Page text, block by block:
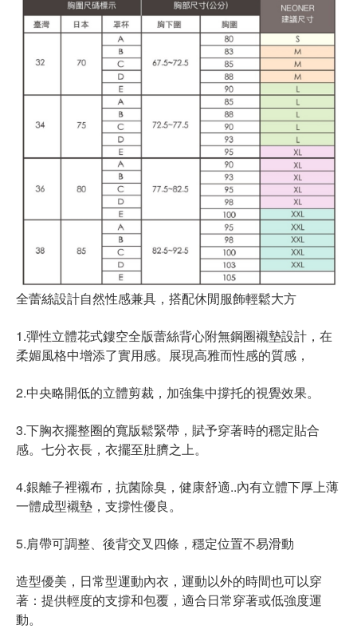
全蕾絲設計自然性感兼具，搭配休閒服飾輕鬆大方
1.彈性立體花式鏤空全版蕾絲背心附無鋼圈襯墊設計，在
柔媚風格中增添了實用感。展現高雅而性感的質感，
2.中央略開低的立體剪裁，加強集中撐托的視覺效果。
3.下胸衣擺整圈的寬版鬆緊帶，賦予穿著時的穩定貼合
感。七分衣長，衣擺至肚臍之上。
4.銀離子裡襯布，抗菌除臭，健康舒適..內有立體下厚上薄
一體成型襯墊，支撐性優良。
5.肩帶可調整、後背交叉四條，穩定位置不易滑動
造型優美，日常型運動內衣，運動以外的時間也可以穿
著：提供輕度的支撐和包覆，適合日常穿著或低強度運
動。